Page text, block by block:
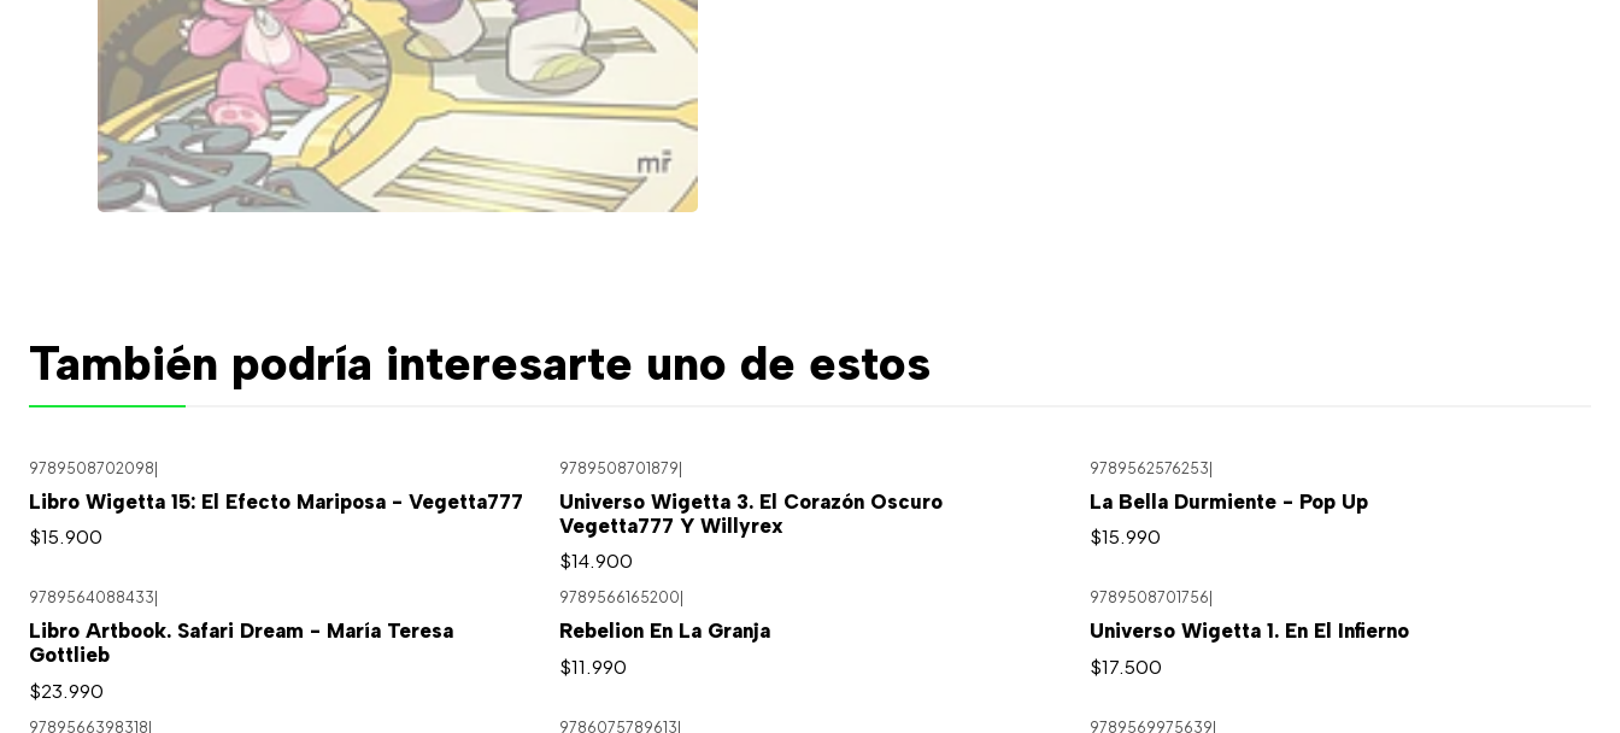
También podría interesarte uno de estos
9789508702098
Libro Wigetta 15: El Efecto Mariposa - Vegetta777
$15.900
9789508701879
Universo Wigetta 3. El Corazón Oscuro
Vegetta777 Y Willyrex
$14.900
9789562576253
La Bella Durmiente - Pop Up
$15.990
9789564088433
Libro Artbook. Safari Dream - María Teresa
Gottlieb
$23.990
9789566165200
Rebelion En La Granja
$11.990
9789508701756
Universo Wigetta 1. En El Infierno
$17.500
9789566398318| 9786075789613| 9789569975639|